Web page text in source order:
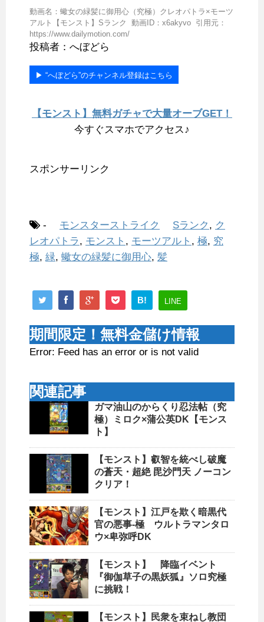
動画名：蠍女の緑髪に御用心（究極）クレオパトラ×モーツ
アルト【モンスト】Sランク 動画ID：x6akyvo 引用元：
https://www.dailymotion.com/
投稿者：へぼどら
▶︎ “へぼどら”のチャンネル登録はこちら
【モンスト】無料ガチャで大量オーブGET！
今すぐスマホでアクセス♪
スポンサーリンク
- モンスターストライク Sランク , ク
レオパトラ , モンスト , モーツアルト , 極, 究
極, 緑, 蠍女の緑髪に御用心, 髪
B! LINE
期間限定！無料金儲け情報
Error: Feed has an error or is not valid
関連記事
ガマ油山のからくり忍法帖（究
極）ミロク×蒲公英DK【モンス
ト】
【モンスト】叡智を統べし破魔
の蒼天・超絶 毘沙門天 ノーコン
クリア！
【モンスト】江戸を欺く暗黒代
官の悪事-極 ウルトラマンタロ
ウ×卑弥呼DK
【モンスト】 降臨イベント
『御伽草子の黒妖狐』ソロ究極
に挑戦！
【モンスト】民衆を束ねし教団